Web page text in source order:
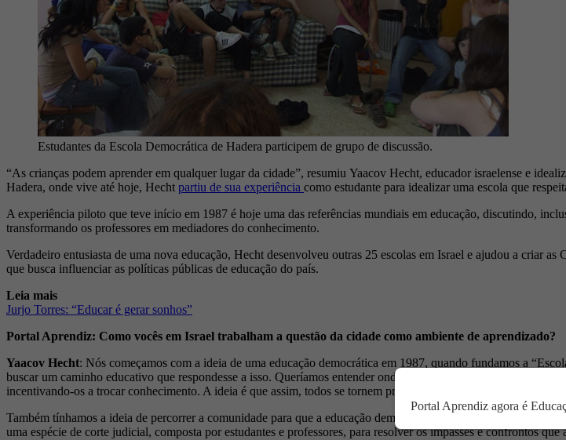
Estudantes da Escola Democrática de Hadera participem de grupo de discussão.
“As crianças podem aprender em qualquer lugar da cidade”, resumiu Yaacov Hecht, educador israelense e
Hadera, onde vive até hoje, Hecht partiu de sua experiência como estudante para idealizar uma escola que
A experiência piloto que teve início em 1987 é hoje uma das referências mundiais em educação, discutindo,
transformando os professores em mediadores do conhecimento.
Verdadeiro entusiasta de uma nova educação, Hecht desenvolveu outras 25 escolas em Israel e ajudou a criar
que busca influenciar as políticas públicas de educação do país.
Leia mais
Jurjo Torres: “Educar é gerar sonhos”
Portal Aprendiz: Como vocês em Israel trabalham a questão da cidade como ambiente de aprendizado?
Yaacov Hecht: Nós começamos com a ideia de uma educação democrática em 1987, quando fundamos a
buscar um caminho educativo que respondesse a isso. Queríamos entender onde cada estudante é mais forte e
incentivando-os a trocar conhecimento. A ideia é que assim, todos se tornem professores e estudantes.
Também tínhamos a ideia de percorrer a comunidade para que a educação democrática refletisse o caráter de
uma espécie de corte judicial, composta por estudantes e professores, para resolver os impasses e confrontos
Portal Aprendiz agora é